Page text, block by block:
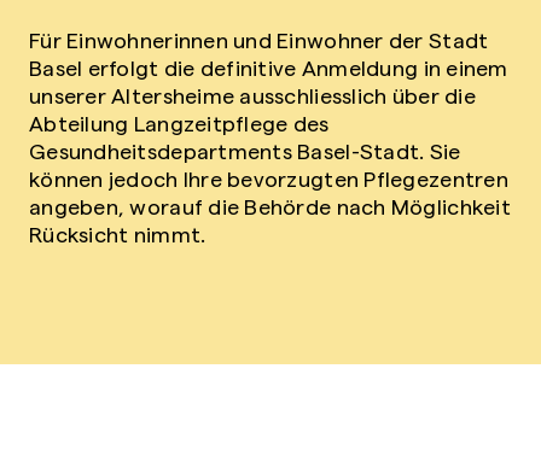
Für Einwohnerinnen und Einwohner der Stadt
Basel erfolgt die definitive Anmeldung in einem
unserer Altersheime ausschliesslich über die
Abteilung Langzeitpflege des
Gesundheitsdepartments Basel-Stadt. Sie
können jedoch Ihre bevorzugten Pflegezentren
angeben, worauf die Behörde nach Möglichkeit
Rücksicht nimmt.